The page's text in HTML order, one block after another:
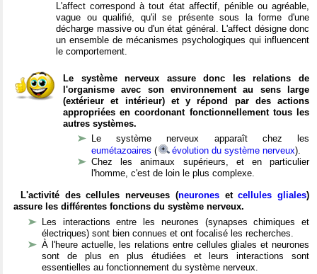
L'affect correspond à tout état affectif, pénible ou agréable,
vague ou qualifié, qu'il se présente sous la forme d'une
décharge massive ou d'un état général. L'affect désigne donc
un ensemble de mécanismes psychologiques qui influencent
le comportement.
Le système nerveux assure donc les relations de
l'organisme avec son environnement au sens large
(extérieur et intérieur) et y répond par des actions
appropriées en coordonant fonctionnellement tous les
autres systèmes.
Le système nerveux apparaît chez les
eumétazoaires ( évolution du système nerveux).
Chez les animaux supérieurs, et en particulier
l'homme, c'est de loin le plus complexe.
L'activité des cellules nerveuses (neuronesetcellules gliales)
assure les différentes fonctions du système nerveux.
Les interactions entre les neurones (synapses chimiques et
électriques) sont bien connues et ont focalisé les recherches.
À l'heure actuelle, les relations entre cellules gliales et neurones
sont de plus en plus étudiées et leurs interactions sont
essentielles au fonctionnement du système nerveux.